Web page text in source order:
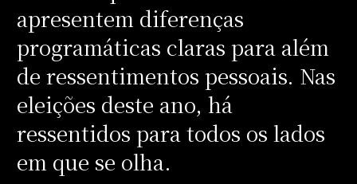
apresentem diferenças
programáticas claras para além
de ressentimentos pessoais. Nas
eleições deste ano, há
ressentidos para todos os lados
em que se olha.